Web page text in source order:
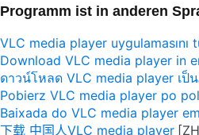
Programm ist in anderen
VLC media player uygulamasını
Download VLC media player in
ดาวน์โหลด VLC media player เป็
Pobierz VLC media player po
Baixada do VLC media player
下载 中国人VLC media player